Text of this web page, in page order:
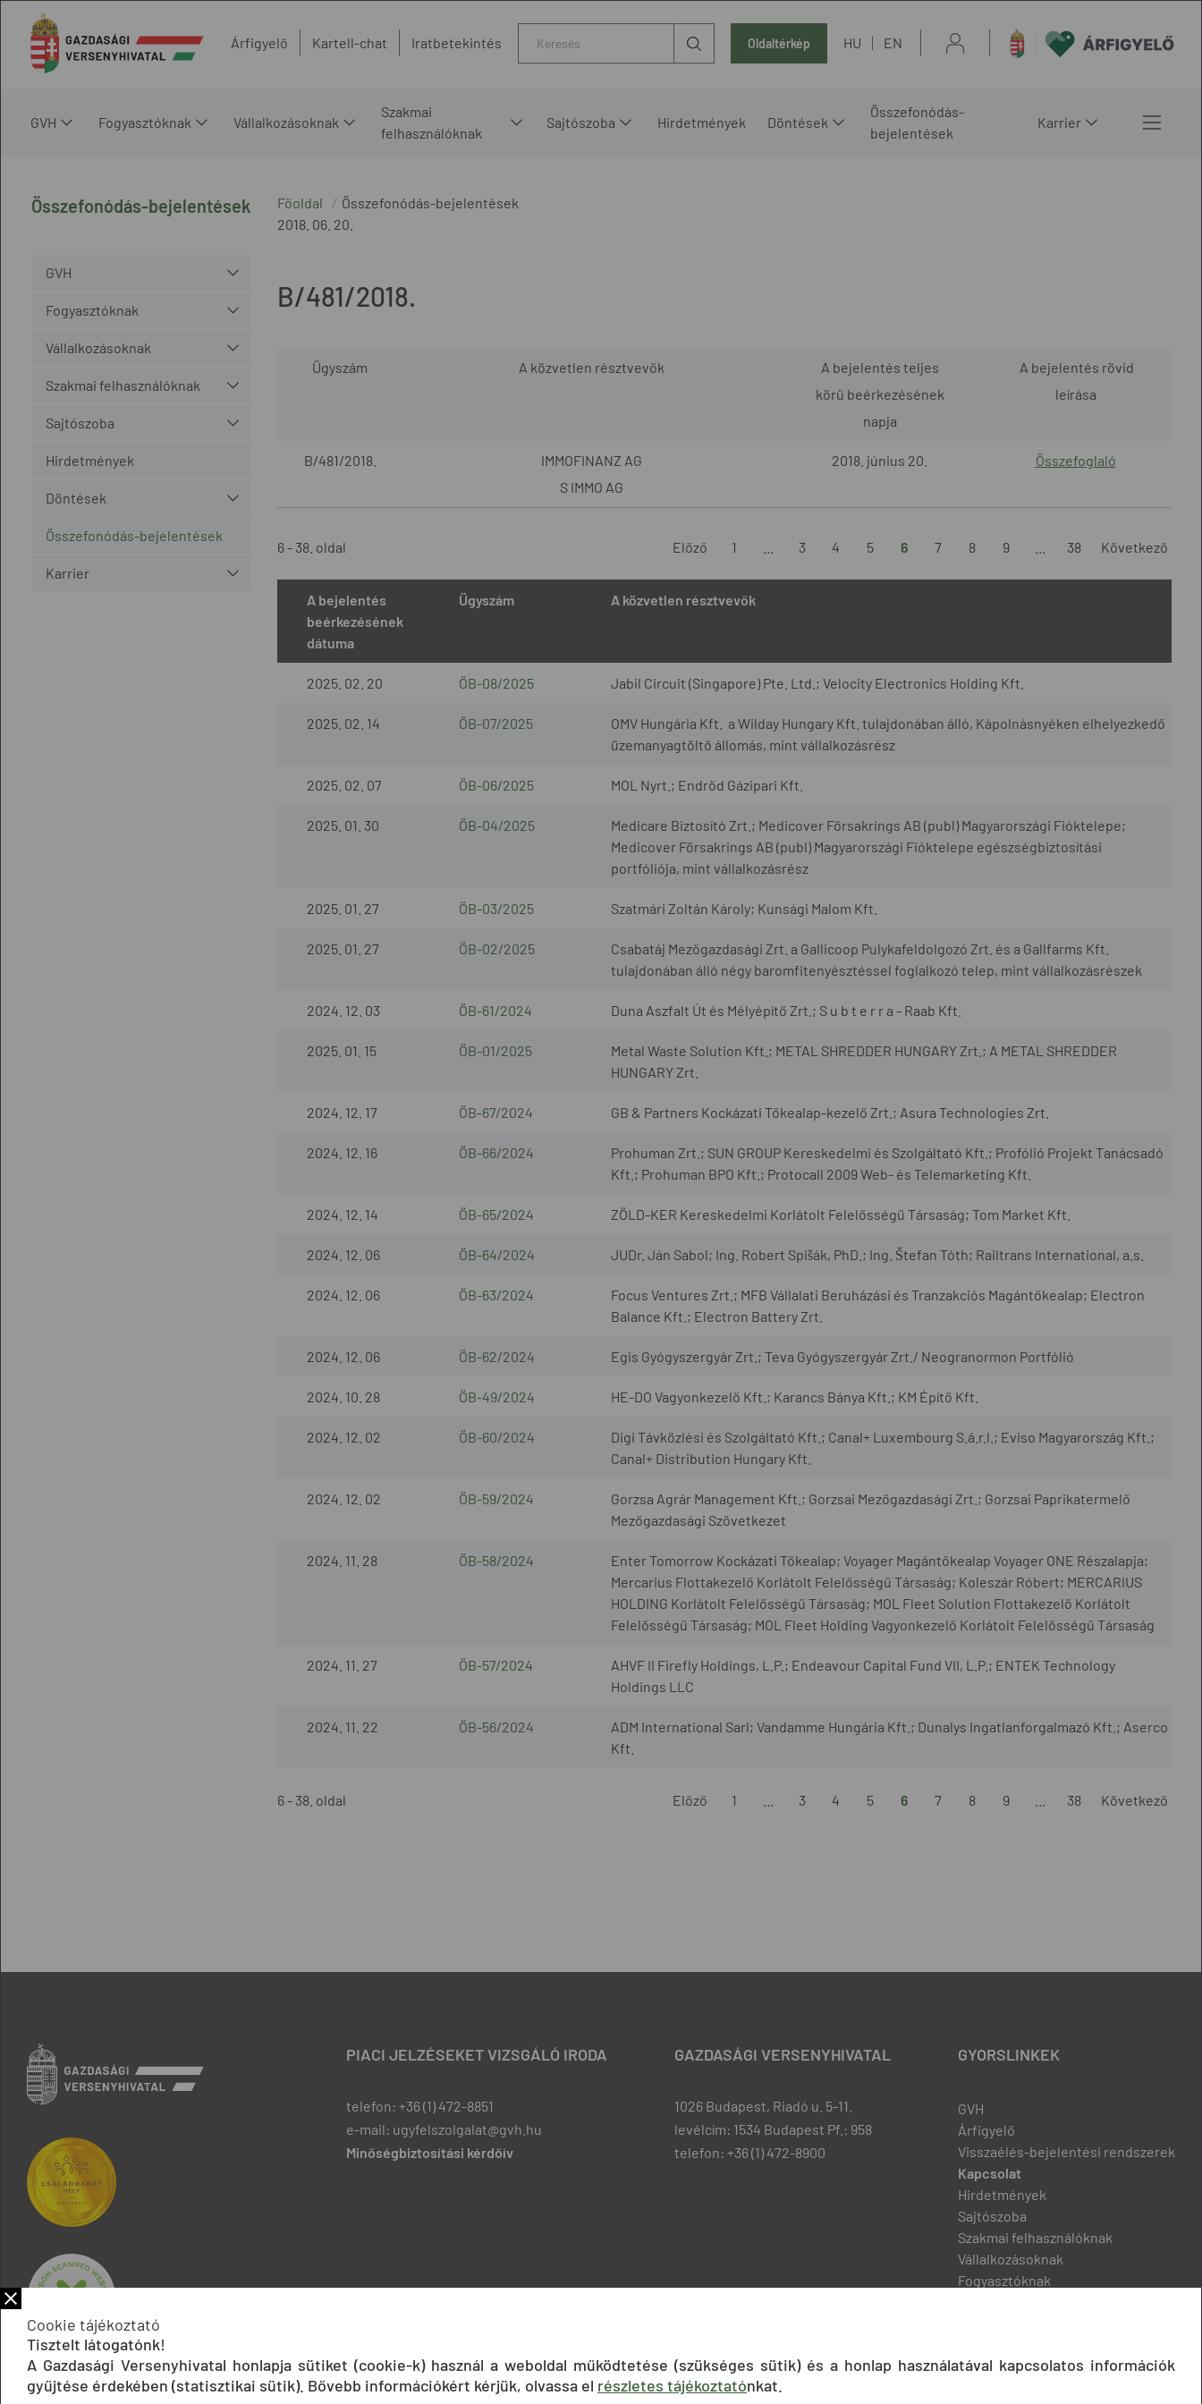
Árfigyelő Kartell-chat Iratbetekintés Oldaltérkép HU EN
GVH Fogyasztóknak Vállalkozásoknak
Szakmai
felhasználóknak
Sajtószoba Hirdetmények Döntések
Összefonódás-
bejelentések
Karrier
Összefonódás-bejelentések
GVH
Fogyasztóknak
Vállalkozásoknak
Szakmai felhasználóknak
Sajtószoba
Hirdetmények
Döntések
Összefonódás-bejelentések
Karrier
Főoldal
Összefonódás-bejelentések
2018. 06. 20.
B/481/2018.
Ügyszám A közvetlen résztvevők
A bejelentés teljes
körű beérkezésének
napja
A bejelentés rövid
leírása
B/481/2018.
IMMOFINANZ AG
S IMMO AG
2018. június 20. Összefoglaló
6 - 38. oldal Előző 1 3 4 5 6 7 8 9 38 Következő
A bejelentés
beérkezésének
dátuma
Ügyszám A közvetlen résztvevők
2025. 02. 20 ÖB-08/2025 Jabil Circuit (Singapore) Pte. Ltd.; Velocity Electronics Holding Kft.
2025. 02. 14 ÖB-07/2025
OMV Hungária Kft. a Wilday Hungary Kft. tulajdonában álló, Kápolnásnyéken elhelyezkedő
üzemanyagtöltő állomás, mint vállalkozásrész
2025. 02. 07 ÖB-06/2025 MOL Nyrt.; Endrőd Gázipari Kft.
2025. 01. 30 ÖB-04/2025
Medicare Biztosító Zrt.; Medicover Försakrings AB (publ) Magyarországi Fióktelepe;
Medicover Försakrings AB (publ) Magyarországi Fióktelepe egészségbiztosítási
portfóliója, mint vállalkozásrész
2025. 01. 27 ÖB-03/2025 Szatmári Zoltán Károly; Kunsági Malom Kft.
2025. 01. 27 ÖB-02/2025
Csabatáj Mezőgazdasági Zrt. a Gallicoop Pulykafeldolgozó Zrt. és a Gallfarms Kft.
tulajdonában álló négy baromfitenyésztéssel foglalkozó telep, mint vállalkozásrészek
2024. 12. 03 ÖB-61/2024 Duna Aszfalt Út és Mélyépítő Zrt.; S u b t e r r a - Raab Kft.
2025. 01. 15 ÖB-01/2025
Metal Waste Solution Kft.; METAL SHREDDER HUNGARY Zrt.; A METAL SHREDDER
HUNGARY Zrt.
2024. 12. 17 ÖB-67/2024 GB & Partners Kockázati Tőkealap-kezelő Zrt.; Asura Technologies Zrt.
2024. 12. 16 ÖB-66/2024
Prohuman Zrt.; SUN GROUP Kereskedelmi és Szolgáltató Kft.; Profólió Projekt Tanácsadó
Kft.; Prohuman BPO Kft.; Protocall 2009 Web- és Telemarketing Kft.
2024. 12. 14 ÖB-65/2024 ZÖLD-KER Kereskedelmi Korlátolt Felelősségű Társaság; Tom Market Kft.
2024. 12. 06 ÖB-64/2024 JUDr. Ján Sabol; Ing. Robert Spišák, PhD.; Ing. Štefan Tóth; Railtrans International, a.s.
2024. 12. 06 ÖB-63/2024
Focus Ventures Zrt.; MFB Vállalati Beruházási és Tranzakciós Magántőkealap; Electron
Balance Kft.; Electron Battery Zrt.
2024. 12. 06 ÖB-62/2024 Egis Gyógyszergyár Zrt.; Teva Gyógyszergyár Zrt./ Neogranormon Portfólió
2024. 10. 28 ÖB-49/2024 HE-DO Vagyonkezelő Kft.; Karancs Bánya Kft.; KM Építő Kft.
2024. 12. 02 ÖB-60/2024
Digi Távközlési és Szolgáltató Kft.; Canal+ Luxembourg S.á.r.l.; Eviso Magyarország Kft.;
Canal+ Distribution Hungary Kft.
2024. 12. 02 ÖB-59/2024
Gorzsa Agrár Management Kft.; Gorzsai Mezőgazdasági Zrt.; Gorzsai Paprikatermelő
Mezőgazdasági Szövetkezet
2024. 11. 28 ÖB-58/2024
Enter Tomorrow Kockázati Tőkealap; Voyager Magántőkealap Voyager ONE Részalapja;
Mercarius Flottakezelő Korlátolt Felelősségű Társaság; Koleszár Róbert; MERCARIUS
HOLDING Korlátolt Felelősségű Társaság; MOL Fleet Solution Flottakezelő Korlátolt
Felelősségű Társaság; MOL Fleet Holding Vagyonkezelő Korlátolt Felelősségű Társaság
2024. 11. 27 ÖB-57/2024
AHVF II Firefly Holdings, L.P.; Endeavour Capital Fund VII, L.P.; ENTEK Technology
Holdings LLC
2024. 11. 22 ÖB-56/2024
ADM International Sarl; Vandamme Hungária Kft.; Dunalys Ingatlanforgalmazó Kft.; Aserco
Kft.
6 - 38. oldal Előző 1 3 4 5 6 7 8 9 38 Következő
PIACI JELZÉSEKET VIZSGÁLÓ IRODA
telefon: +36 (1) 472-8851
e-mail: ugyfelszolgalat@gvh.hu
Minőségbiztosítási kérdőív
GAZDASÁGI VERSENYHIVATAL
1026 Budapest, Riadó u. 5-11.
levélcím: 1534 Budapest Pf.: 958
telefon: +36 (1) 472-8900
GYORSLINKEK
GVH
Árfigyelő
Visszaélés-bejelentési rendszerek
Kapcsolat
Hirdetmények
Sajtószoba
Szakmai felhasználóknak
Vállalkozásoknak
Fogyasztóknak
Cookie tájékoztató
Tisztelt látogatónk!
A Gazdasági Versenyhivatal honlapja sütiket (cookie-k) használ a weboldal működtetése (szükséges sütik) és a honlap használatával kapcsolatos információk
gyűjtése érdekében (statisztikai sütik). Bővebb információkért kérjük, olvassa el részletes tájékoztatónkat.